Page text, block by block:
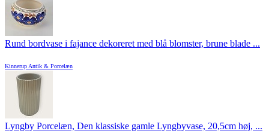
Rund bordvase i fajance dekoreret med blå blomster, brune blade ...
Kinnerup Antik & Porcelæn
Lyngby Porcelæn, Den klassiske gamle Lyngbyvase, 20,5cm høj, ...